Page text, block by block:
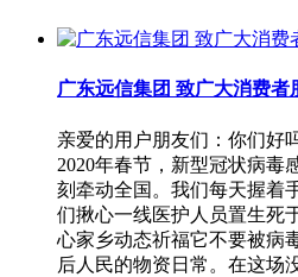
广东远信集团 致广大消费者
亲爱的用户朋友们：你们好
2020年春节，新型冠状病毒
刻牵动全国。我们每天握着
们揪心一线医护人员置生死
心家乡动态祈福它不要被病
后人民的物资日常。在这场